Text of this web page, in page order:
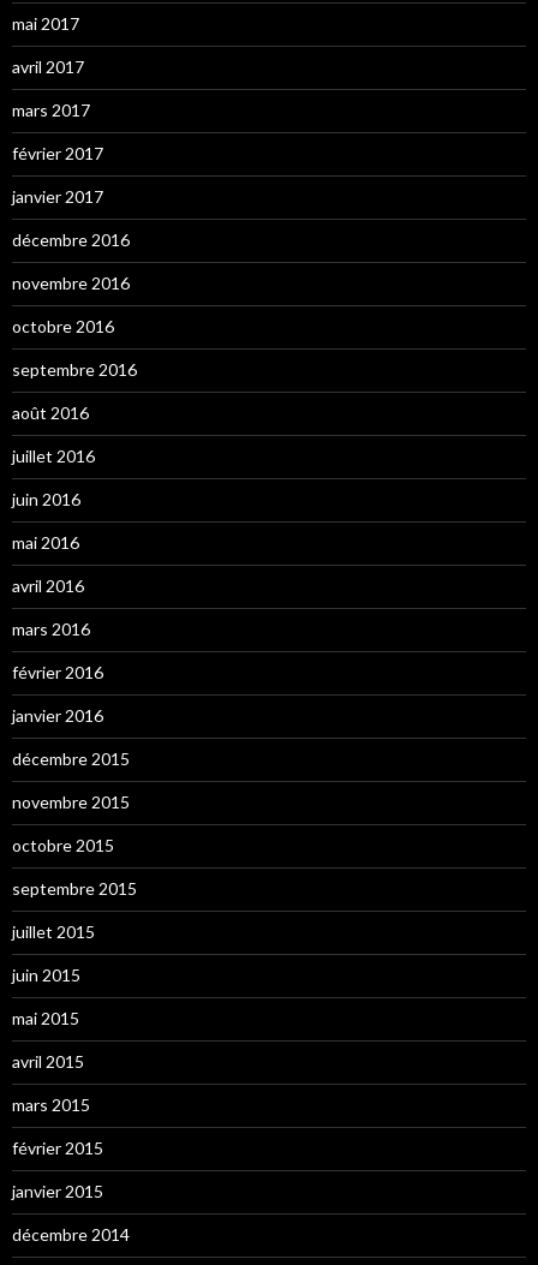
mai 2017
avril 2017
mars 2017
février 2017
janvier 2017
décembre 2016
novembre 2016
octobre 2016
septembre 2016
août 2016
juillet 2016
juin 2016
mai 2016
avril 2016
mars 2016
février 2016
janvier 2016
décembre 2015
novembre 2015
octobre 2015
septembre 2015
juillet 2015
juin 2015
mai 2015
avril 2015
mars 2015
février 2015
janvier 2015
décembre 2014